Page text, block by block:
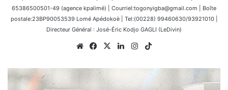
65386500501-49 (agence kpalimé) | Courriel:togonyigba@gmail.com | Boîte
postale:23BP90053539 Lomé Apédokoè | Tel:(00228) 99460630/93921010 |
Directeur Général : José-Éric Kodjo GAGLI (LeDivin)
WebsiteFacebook
X LinkedinInstagram